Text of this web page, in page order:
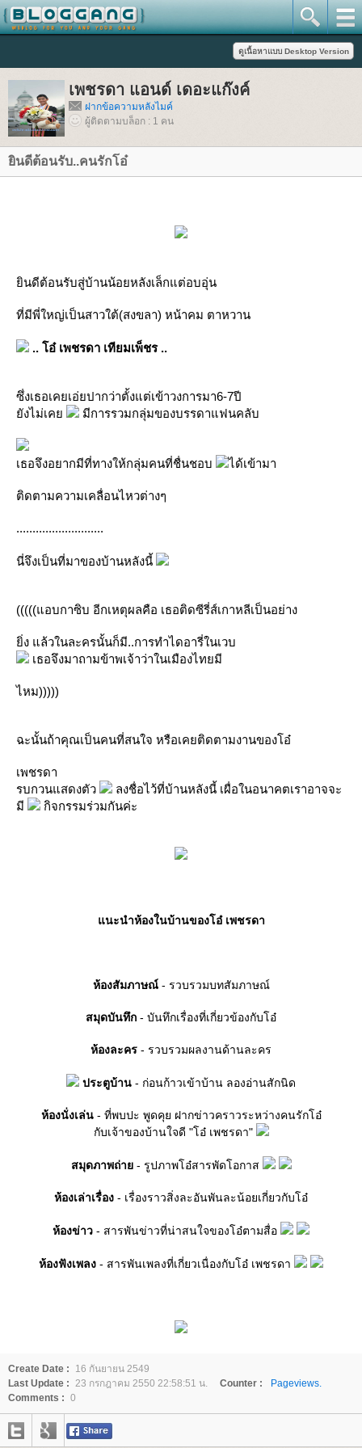
เพชรดา แอนด์ เดอะแก๊งค์
ฝากข้อความหลังไมค์
ผู้ติดตามบล็อก : 1 คน
ินดีต้อนรับ..คนรักโอ๋
ินดีต้อนรับสู่บ้านน้อยหลังเล็กแต่อบอุ่น
ที่มีพี่ใหญ่เป็นสาวใต้(สงขลา) หน้าคม ตาหวาน
.. โอ๋ เพชรดา เทียมเพ็ชร ..
ซึ่งเธอเคยเอ่ยปากว่าตั้งแต่เข้าวงการมา6-7ปี
ังไม่เค
มีการรวมกลุ่มของบรรดาแฟนคลับ
เธอจึงอยากมีที่ทางให้กลุ่มคนที่ชื่นชอบ ได้เข้ามา
ติดตามความเคลื่อนไหวต่างๆ
...........................
นี่จึงเป็นที่มาของบ้านหลังนี้
(((((แอบกาซิบ อีกเหตุผลคือ เธอติดซีรี่ส์เกาหลีเป็นอย่าง
ิ่ง แล้วในละครนั้นก็มี..การทำไดอารี่ในเวบ
เธอจึงมาถามข้าพเจ้าว่าในเมืองไทยมี
ไหม)))))
ฉะนั้นถ้าคุณเป็นคนที่สนใจ หรือเคยติดตามงานของโอ๋
เพชรดา
รบกวนแสดงตัว
ลงชื่อไว้ที่บ้านหลังนี้ เผื่อในอนาคตเราอาจจะ
มี
กิจกรรมร่วมกันค่ะ
นะนำห้องในบ้านของโอ๋ เพชรดา
ห้องสัมภาษณ์- รวบรวมบทสัมภาษณ์
สมุดบันทึก - บันทึกเรื่องที่เกี่ยวข้องกับโอ๋
ห้องละคร - รวบรวมผลงานด้านละคร
ประตูบ้าน - ก่อนก้าวเข้าบ้าน ลองอ่านสักนิด
ห้องนั่งเล่น- ที่พบปะ พูดคุย ฝากข่าวคราวระหว่างคนรักโอ๋
กับเจ้าของบ้านใจดี "โอ๋ เพชรดา"
สมุดภาพถ่า- รูปภาพโอ๋สารพัดโอกาส
ห้องเล่าเรื่อง - เรื่องราวสิ่งละอันพันละน้อยเกี่ยวกับโอ๋
ห้องข่าว - สารพันข่าวที่น่าสนใจของโอ๋ตามสื่อ
ห้องฟังเพลง - สารพันเพลงที่เกี่ยวเนื่องกับโอ๋ เพชรดา
Create Date :
16 กันยายน 2549
Last Update : 23 กรกฎาคม 2550 22:58:51 น. Counter :
Pageviews.
Comments : 0